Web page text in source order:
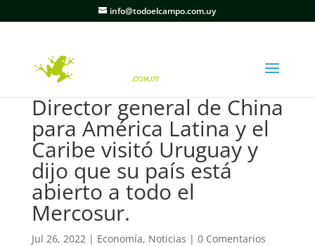
info@todoelcampo.com.uy
Director general de China
para América Latina y el
Caribe visitó Uruguay y
dijo que su país está
abierto a todo el
Mercosur.
Jul 26, 2022| Economía, Noticias | 0 Comentarios